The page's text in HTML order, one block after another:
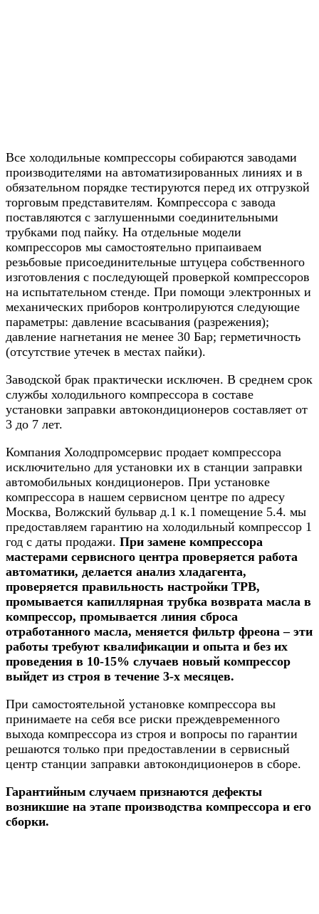
Все холодильные компрессоры собираются заводами
производителями на автоматизированных линиях и в
обязательном порядке тестируются перед их отгрузкой
торговым представителям. Компрессора с завода
поставляются с заглушенными соединительными
трубками под пайку. На отдельные модели
компрессоров мы самостоятельно припаиваем
резьбовые присоединительные штуцера собственного
изготовления с последующей проверкой компрессоров
на испытательном стенде. При помощи электронных и
механических приборов контролируются следующие
параметры: давление всасывания (разрежения);
давление нагнетания не менее 30 Бар; герметичность
(отсутствие утечек в местах пайки).
Заводской брак практически исключен. В среднем срок
службы холодильного компрессора в составе
установки заправки автокондиционеров составляет от
3 до 7 лет.
Компания Холодпромсервис продает компрессора
исключительно для установки их в станции заправки
автомобильных кондиционеров. При установке
компрессора в нашем сервисном центре по адресу
Москва, Волжский бульвар д.1 к.1 помещение 5.4. мы
предоставляем гарантию на холодильный компрессор 1
год с даты продажи. При замене компрессора
мастерами сервисного центра проверяется работа
автоматики, делается анализ хладагента,
проверяется правильность настройки ТРВ,
промывается капиллярная трубка возврата масла в
компрессор, промывается линия сброса
отработанного масла, меняется фильтр фреона – эти
работы требуют квалификации и опыта и без их
проведения в 10-15% случаев новый компрессор
выйдет из строя в течение 3-х месяцев.
При самостоятельной установке компрессора вы
принимаете на себя все риски преждевременного
выхода компрессора из строя и вопросы по гарантии
решаются только при предоставлении в сервисный
центр станции заправки автокондиционеров в сборе.
Гарантийным случаем признаются дефекты
возникшие на этапе производства компрессора и его
сборки.